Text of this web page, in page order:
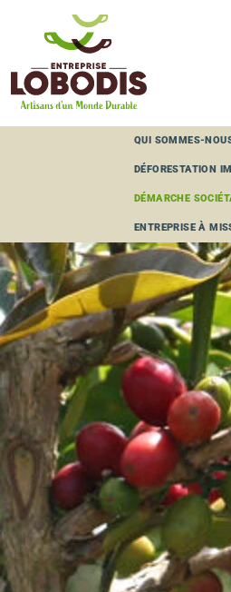
QUI SOMMES-
DÉFORESTATION
DÉMARCHE
ENTREPRISE À
ARISARINA
Panneau de gestion des cookies